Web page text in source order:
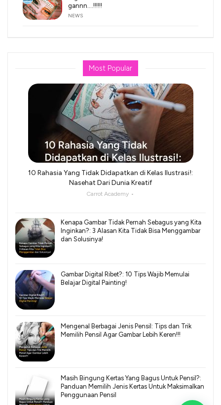
gannn….!!!!!!
NEWS
Most Popular
10 Rahasia Yang Tidak Didapatkan di Kelas Ilustrasi!:
Nasehat Dari Dunia Kreatif
Carrot Academy
Kenapa Gambar Tidak Pernah Sebagus yang Kita
Inginkan?: 3 Alasan Kita Tidak Bisa Menggambar
dan Solusinya!
Gambar Digital Ribet?: 10 Tips Wajib Memulai
Belajar Digital Painting!
Mengenal Berbagai Jenis Pensil: Tips dan Trik
Memilih Pensil Agar Gambar Lebih Keren!!!
Masih Bingung Kertas Yang Bagus Untuk Pensil?:
Panduan Memilih Jenis Kertas Untuk Maksimalkan
Penggunaan Pensil